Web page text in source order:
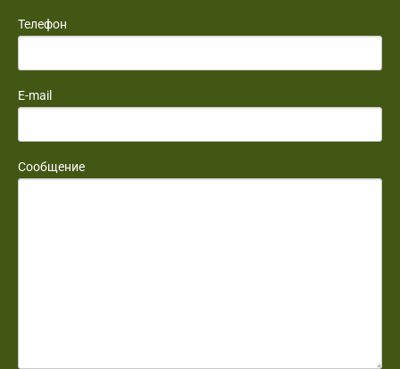
Телефон
E-mail
Сообщение